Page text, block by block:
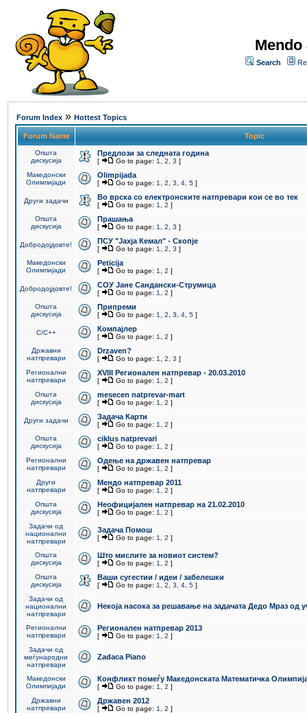
Search
Forum Index » Hottest Topics
Forum Name Topic
Општа
дискусија
Предлози за следната година
[ Go to page: 1 2 3 ]
Македонски
Олимпијади
Olimpijada
[ Go to page: 1 2 3 4 5 ]
Други задачи Во врска со електронските натпревари кои се во тек
[ Go to page: 1 2 ]
Општа
дискусија
Прашања
[ Go to page: 1 2 3 ]
Добродојдовте! ПCУ "Јахја Кемал" - Скопје
[ Go to page: 1 2 3 ]
Македонски
Олимпијади
Peticija
[ Go to page: 1 2 ]
Добродојдовте! СОУ Јане Сандански-Струмица
[ Go to page: 1 2 ]
Општа
дискусија
Припреми
[ Go to page: 1 2 3 4 5 ]
C/C++ Компајлер
[ Go to page: 1 2 ]
Државни
натпревари
Drzaven?
[ Go to page: 1 2 3 ]
Регионални
натпревари
XVIII Регионален натпревар - 20.03.2010
[ Go to page: 1 2 ]
Општа
дискусија
mesecen natprevar-mart
[ Go to page: 1 2 ]
Други задачи Задача Карти
[ Go to page: 1 2 ]
Општа
дискусија
ciklus natprevari
[ Go to page: 1 2 ]
Регионални
натпревари
Одење на државен натпревар
[ Go to page: 1 2 ]
Други
натпревари
Мендо натпревар 2011
[ Go to page: 1 2 ]
Општа
дискусија
Неофицијален натпревар на 21.02.2010
[ Go to page: 1 2 ]
Задачи од
национални
натпревари
Задача Помош
[ Go to page: 1 2 ]
Општа
дискусија
Што мислите за новиот систем?
[ Go to page: 1 2 ]
Општа
дискусија
Ваши сугестии / идеи / забелешки
[ Go to page: 1 2 3 4 5 ]
Задачи од
национални
натпревари
Некоја насока за решавање на задачата Дедо Мраз од
Регионални
натпревари
Регионален натпревар 2013
[ Go to page: 1 2 ]
Задачи од
меѓународни
натпревари
Zadaca Piano
Македонски
Олимпијади
Конфликт помеѓу Македонската Математичка
[ Go to page: 1 2 ]
Државни
натпревари
Државен 2012
[ Go to page: 1 2 ]